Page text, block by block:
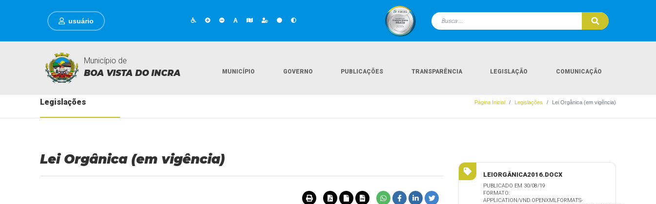
usuário
Município de
BOA VISTA DO INCRA MUNICÍPIO GOVERNO PUBLICAÇÕES TRANSPARÊNCIA LEGISLAÇÃO COMUNICAÇÃO
Legislações Página Inicial Legislações Lei Orgânica (em vigência)
Lei Orgânica (em vigência)
LEIORGÂNICA2016.DOCX
PUBLICADO EM 30/08/19
FORMATO:
APPLICATION/VND.OPENXMLFORMATS-